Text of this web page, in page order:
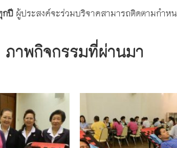
กปีผู้ประสงค์จะร่วมบริจาคสามารถติดตามกำห
ภาพกิจกรรมที่ผ่านมา